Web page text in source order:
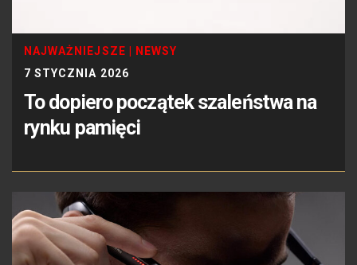
NAJWAŻNIEJSZE
NEWSY
7 STYCZNIA 2026
To dopiero początek szaleństwa na
rynku pamięci